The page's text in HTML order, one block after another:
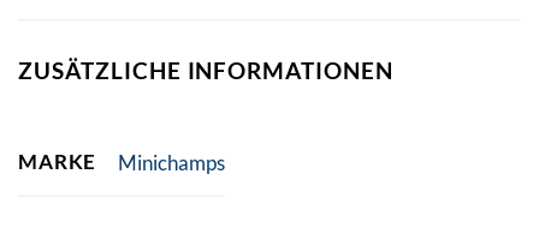
ZUSÄTZLICHE INFORMATIONEN
MARKE Minichamps